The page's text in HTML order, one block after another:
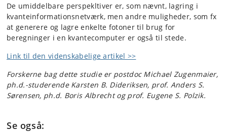
De umiddelbare perspekltiver er, som nævnt, lagring i
kvanteinformationsnetværk, men andre muligheder, som fx
at generere og lagre enkelte fotoner til brug for
beregninger i en kvantecomputer er også til stede.
Link til den videnskabelige artikel >>
Forskerne bag dette studie er postdoc Michael Zugenmaier,
ph.d.-studerende Karsten B. Dideriksen, prof. Anders S.
Sørensen, ph.d. Boris Albrecht og prof. Eugene S. Polzik.
Se også: